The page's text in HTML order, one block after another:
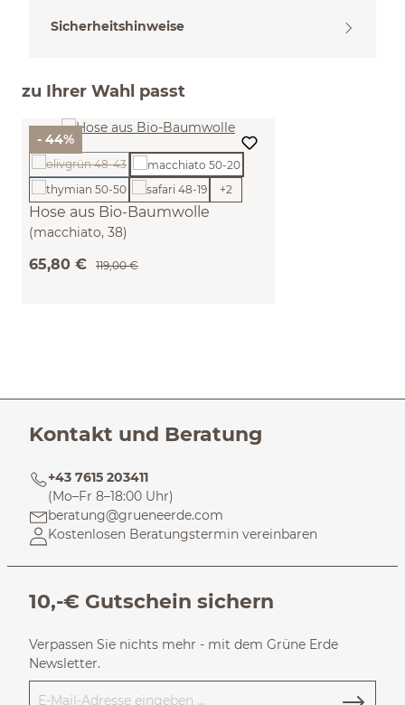
Sicherheitshinweise
zu Ihrer Wahl passt
- 44%
Hose aus Bio-Baumwolle
(macchiato, 38)
(Diese Option ist zurzeit nicht verfügbar.)
+2
65,80 € 119,00 €
Kontakt und Beratung
+43 7615 203411
(Mo–Fr 8–18:00 Uhr)
beratung@grueneerde.com
Kostenlosen Beratungstermin vereinbaren
10,-€ Gutschein sichern
Verpassen Sie nichts mehr - mit dem Grüne Erde
Newsletter.